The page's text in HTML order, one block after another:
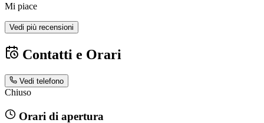
Mi piace
Vedi più recensioni
Contatti e Orari
Vedi telefono
Chiuso
Orari di apertura